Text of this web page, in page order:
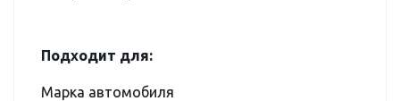
Подходит для:
Марка автомобиля